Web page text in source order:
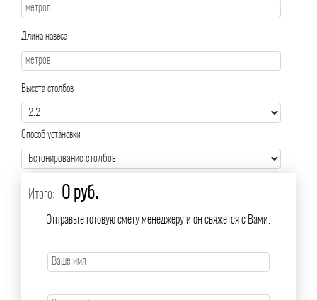
Длина навеса
Высота столбов
Способ установки
Итого: 0 руб.
Отправьте готовую смету менеджеру и он свяжется с Вами.